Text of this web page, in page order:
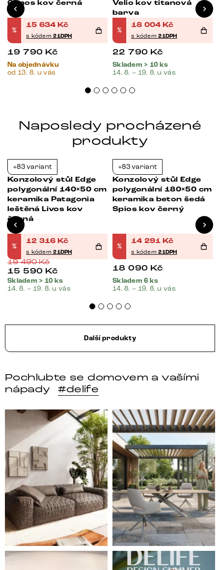
Conos kov černá
%
15 634 Kč
s kódem21DPH
19 790 Kč
Na objednávku
od 13. 8. u vás
Velio kov titanová
barva
%
18 004 Kč
s kódem21DPH
22 790 Kč
Skladem > 10 ks
14. 8. – 19. 8. u vás
Naposledy procházené
produkty
+83 variant
Konzolový stůl Edge
polygonální 140×50 cm
keramika Patagonia
leštěná Livos kov
černá
%
12 316 Kč
s kódem21DPH
19 490Kč
15 590 Kč
Skladem > 10 ks
14. 8. – 19. 8. u vás
+83 variant
Konzolový stůl Edge
polygonální 180×50 cm
keramika beton šedá
Spios kov černý
%
14 291 Kč
s kódem21DPH
18 090 Kč
Skladem 6 ks
14. 8. – 19. 8. u vás
Další produkty
Pochlubte se domovem a vašími
nápady
#delife
Místo, kam se budeš těšit po každém dni. 🤎 Modulár
Styl, odolnost a společné
Ne každá pohovka je jen místem k sezení. Některé s
Léto je v plném proudu